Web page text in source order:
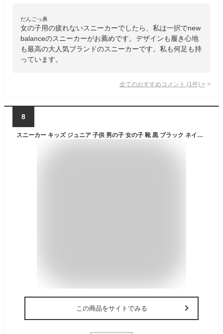
だんごっ鼻
女の子用の疲れないスニーカーでしたら、私は一択でnew
balanceのスニーカーがお薦めです。デザインも履き心地
も最高の大人気ブランドのスニーカーです。私も何足も持
っています。
全てのおすすめコメント (1 件) >
8
スニーカー キッズ ジュニア 子供 男の子 女の子 靴 黒 ブラック ネイビー ピンク 防水 雨 安心 軽量 軽い 疲れにくい ベルトテープ シンプル 小学生 運動靴 梅雨 厚底 レディース SPPED FUNCTION FKR-1363 FKR-1364 タイムセール
この商品をサイトでみる